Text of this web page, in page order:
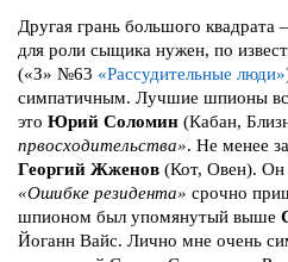
Другая грань большого
для роли сыщика нужен, по
(«З» №63 «Рассудительные люди»
симпатичным. Лучшие шпионы
это Юрий Соломин (Кабан,
првосходительства». Не менее
Георгий Жженов (Кот, Овен). Он
«Ошибке резидента» срочно
шпионом был упомянутый выше
Йоганн Вайс. Лично мне очень